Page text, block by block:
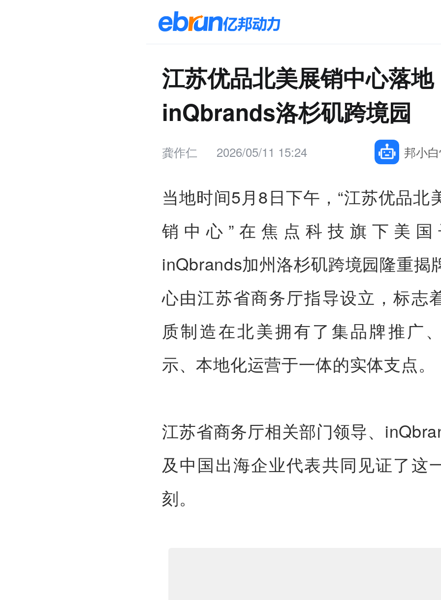
江苏优品北美展销中心落地
inQbrands洛杉矶跨境园
龚作仁 2026/05/11 15:24 邦小
当地时间5月8日下午，“江苏优品北
销中心”在焦点科技旗下美国
inQbrands加州洛杉矶跨境园隆重揭
心由江苏省商务厅指导设立，标志
质制造在北美拥有了集品牌推广
示、本地化运营于一体的实体支点。
江苏省商务厅相关部门领导、
及中国出海企业代表共同见证了这
刻。